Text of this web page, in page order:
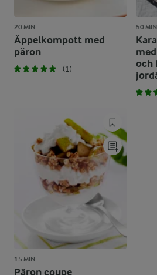
20 MIN
Äppelkompott med
päron
(1)
50 MIN
och
15 MIN
Päron coupe